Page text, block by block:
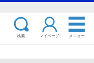
検索 マイページ メニュー